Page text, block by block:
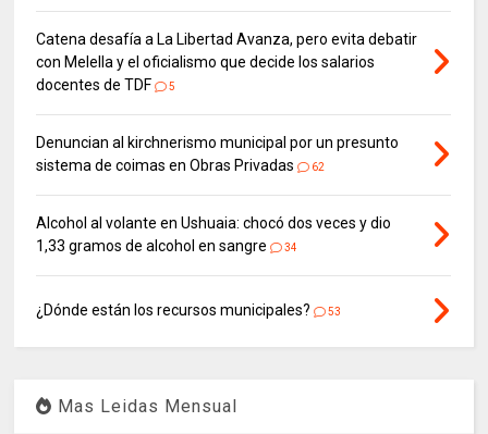
Catena desafía a La Libertad Avanza, pero evita debatir
con Melella y el oficialismo que decide los salarios
docentes de TDF
5
Denuncian al kirchnerismo municipal por un presunto
sistema de coimas en Obras Privadas
62
Alcohol al volante en Ushuaia: chocó dos veces y dio
1,33 gramos de alcohol en sangre
34
¿Dónde están los recursos municipales? 53
Mas Leidas Mensual